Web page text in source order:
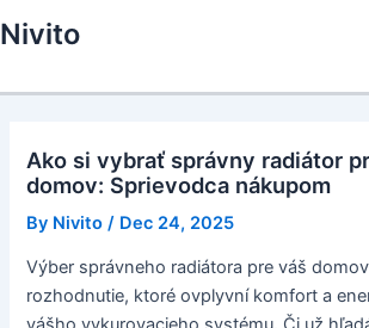
to
Nivito
Ako si vybrať správny radiátor
domov: Sprievodca nákupom
By Nivito / Dec 24, 2025
Výber správneho radiátora pre váš
rozhodnutie, ktoré ovplyvní komfort a